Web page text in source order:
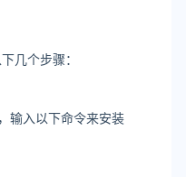
几个步骤：
输入以下命令来安装